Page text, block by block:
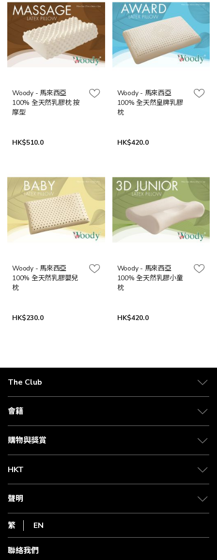
Woody - 馬來西亞
100% 全天然乳膠枕 按
摩型
HK$510.0
Woody - 馬來西亞
100% 全天然皇牌乳膠
枕
HK$420.0
Woody - 馬來西亞
100% 全天然乳膠嬰兒
枕
HK$230.0
Woody - 馬來西亞
100% 全天然乳膠小童
枕
HK$420.0
The Club
關於 The Club
合作夥伴
媒體中心
會籍
會籍及專屬禮遇
賺取積分
購物與獎賞
物流與配送
Club Shopping 商品領取站
常見問題
HKT
csl.
1010
HKT
聲明
私隱聲明
使用條款
條款及細則
不歧視及不騷擾聲明
繁 EN
聯絡我們